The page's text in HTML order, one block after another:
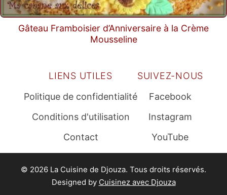
Gâteau Framboisier d’Anniversaire à la Crème
Mousseline
LIENS UTILES
Politique de confidentialité
Conditions d'utilisation
Contact
SUIVEZ-NOUS
Facebook
Instagram
YouTube
© 2026 La Cuisine de Djouza. Tous droits réservés.
Designed by Cuisinez avec Djouza